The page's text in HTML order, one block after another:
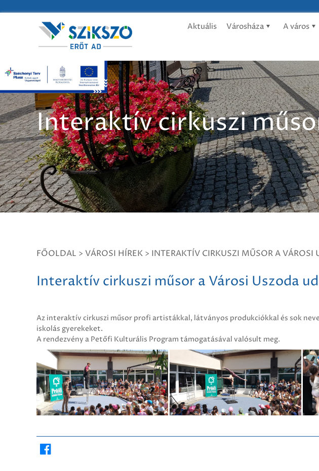
Aktuális Városháza A város
Interaktív cirkuszi
FŐOLDAL > VÁROSI HÍREK > INTERAKTÍV CIRKUSZI MŰSOR A VÁROSI
Interaktív cirkuszi műsor a Városi Uszoda
Az interaktív cirkuszi műsor profi artistákkal, látványos produkciókkal és sok
iskolás gyerekeket.
A rendezvény a Petőfi Kulturális Program támogatásával valósult meg.